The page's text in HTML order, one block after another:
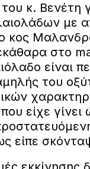
κ. Βενέτη
με
κος
στο
είναι
του
είχε
είπε